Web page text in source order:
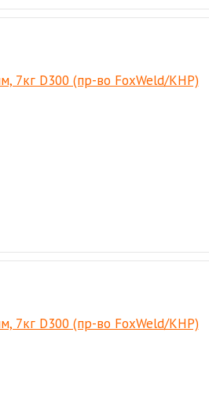
7кг D300 (пр-во FoxWeld/КНР)
7кг D300 (пр-во FoxWeld/КНР)